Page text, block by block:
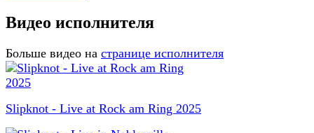
Видео исполнителя
Больше видео на странице исполнителя
Slipknot - Live at Rock am Ring 2025